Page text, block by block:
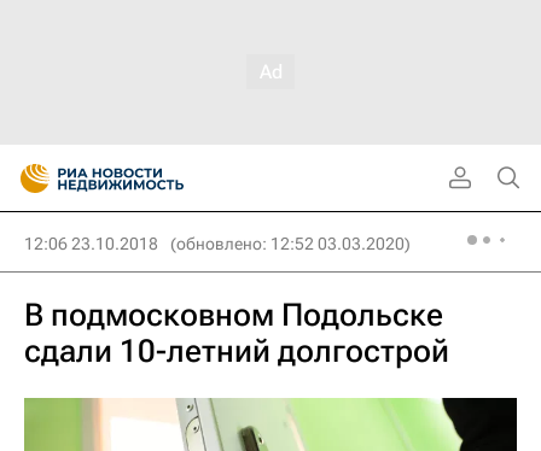
12:06 23.10.2018 (обновлено: 12:52 03.03.2020)
В подмосковном Подольске
сдали 10-летний долгострой